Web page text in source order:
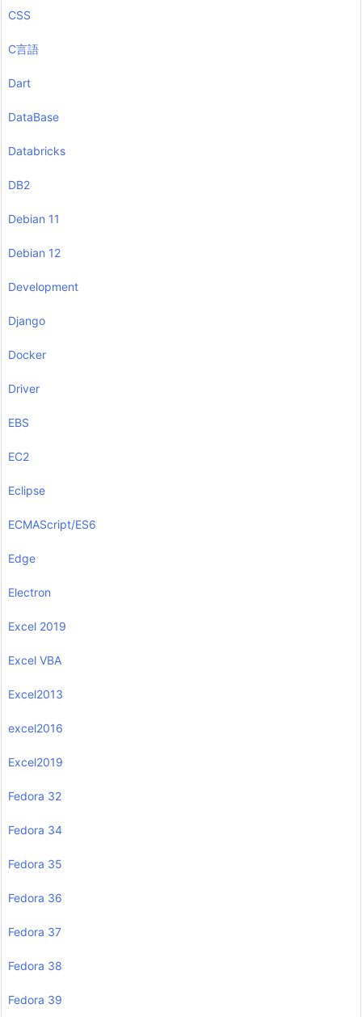
CSS
C言語
Dart
DataBase
Databricks
DB2
Debian 11
Debian 12
Development
Django
Docker
Driver
EBS
EC2
Eclipse
ECMAScript/ES6
Edge
Electron
Excel 2019
Excel VBA
Excel2013
excel2016
Excel2019
Fedora 32
Fedora 34
Fedora 35
Fedora 36
Fedora 37
Fedora 38
Fedora 39